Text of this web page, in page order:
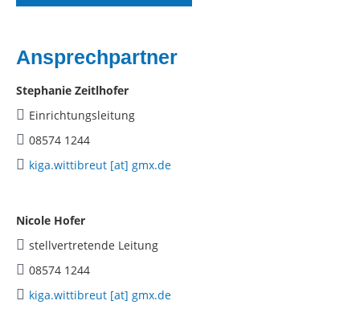
Ansprechpartner
Stephanie Zeitlhofer
Einrichtungsleitung
08574 1244
kiga.wittibreut [at] gmx.de
Nicole Hofer
stellvertretende Leitung
08574 1244
kiga.wittibreut [at] gmx.de